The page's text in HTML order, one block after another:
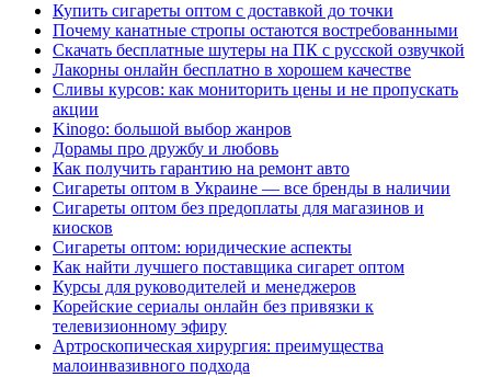
Купить сигареты оптом с доставкой до точки
Почему канатные стропы остаются востребованными
Скачать бесплатные шутеры на ПК с русской озвучкой
Лакорны онлайн бесплатно в хорошем качестве
Сливы курсов: как мониторить цены и не пропускать
акции
Kinogo: большой выбор жанров
Дорамы про дружбу и любовь
Как получить гарантию на ремонт авто
Сигареты оптом в Украине — все бренды в наличии
Сигареты оптом без предоплаты для магазинов и
киосков
Сигареты оптом: юридические аспекты
Как найти лучшего поставщика сигарет оптом
Курсы для руководителей и менеджеров
Корейские сериалы онлайн без привязки к
телевизионному эфиру
Артроскопическая хирургия: преимущества
малоинвазивного подхода